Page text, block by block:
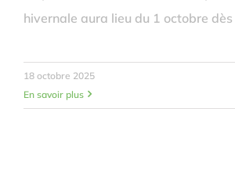
hivernale aura lieu du 1 octobre dès
18 octobre 2025
En savoir plus